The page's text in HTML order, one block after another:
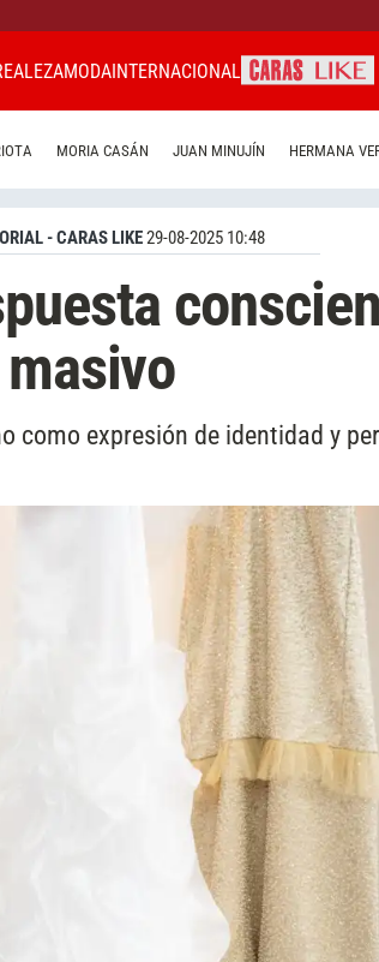
MODAINTERNACIONAL
MORIA CASÁN JUAN MINUJÍN HERMANA
- CARAS LIKE29-08-2025 10:48
como expresión de identidad y